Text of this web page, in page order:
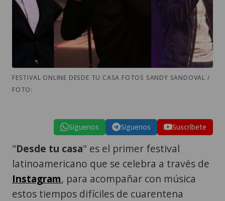
FESTIVAL ONLINE DESDE TU CASA FOTOS SANDY SANDOVAL /
FOTO:
Síguenos Síguenos Suscríbete
"Desde tu casa" es el primer festival
latinoamericano que se celebra a través de
Instagram, para acompañar con música
estos tiempos difíciles de cuarentena